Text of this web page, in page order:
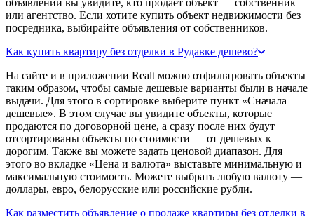
объявлении вы увидите, кто продает объект — собственник
или агентство. Если хотите купить объект недвижимости без
посредника, выбирайте объявления от собственников.
Как купить квартиру без отделки в Рудавке дешево?
На сайте и в приложении Realt можно отфильтровать объекты
таким образом, чтобы самые дешевые варианты были в начале
выдачи. Для этого в сортировке выберите пункт «Сначала
дешевые». В этом случае вы увидите объекты, которые
продаются по договорной цене, а сразу после них будут
отсортированы объекты по стоимости — от дешевых к
дорогим. Также вы можете задать ценовой диапазон. Для
этого во вкладке «Цена и валюта» выставьте минимальную и
максимальную стоимость. Можете выбрать любую валюту —
доллары, евро, белорусские или российские рубли.
Как разместить объявление о продаже квартиры без отделки в